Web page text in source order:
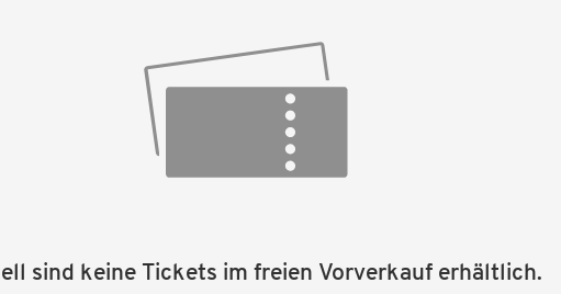
sind keine Tickets im freien Vorverkauf erhältlich.